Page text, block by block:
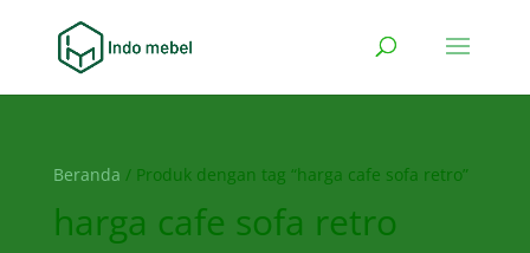
Beranda / Produk dengan tag “harga cafe sofa retro”
harga cafe sofa retro